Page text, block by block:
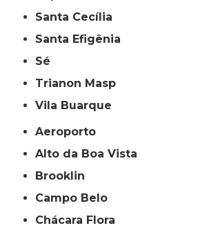
Santa Cecília
Santa Efigênia
Sé
Trianon Masp
Vila Buarque
Aeroporto
Alto da Boa Vista
Brooklin
Campo Belo
Chácara Flora